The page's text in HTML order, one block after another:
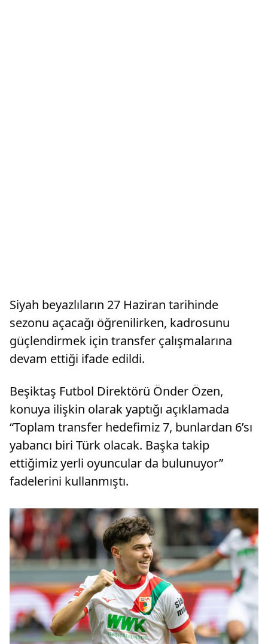
Siyah beyazlıların 27 Haziran tarihinde
sezonu açacağı öğrenilirken, kadrosunu
güçlendirmek için transfer çalışmalarına
devam ettiği ifade edildi.
Beşiktaş Futbol Direktörü Önder Özen,
konuya ilişkin olarak yaptığı açıklamada
“Toplam transfer hedefimiz 7, bunlardan 6’sı
yabancı biri Türk olacak. Başka takip
ettiğimiz yerli oyuncular da bulunuyor”
fadelerini kullanmıştı.